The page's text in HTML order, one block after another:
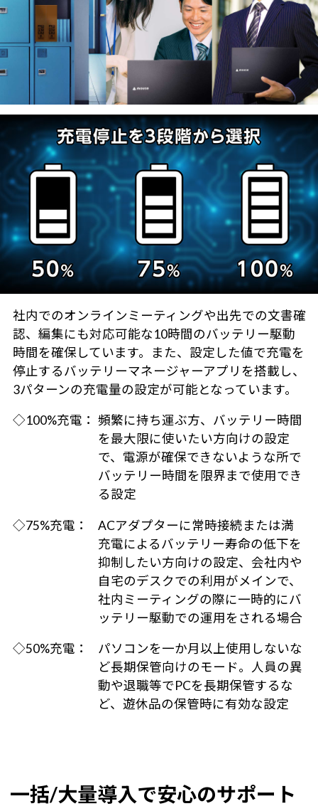
社内でのオンラインミーティングや出先での文書確
認、編集にも対応可能な10時間のバッテリー駆動
時間を確保しています。また、設定した値で充電を
停止するバッテリーマネージャーアプリを搭載し、
3パターンの充電量の設定が可能となっています。
◇100%充電： 頻繁に持ち運ぶ方、バッテリー時間
を最大限に使いたい方向けの設定
で、電源が確保できないような所で
バッテリー時間を限界まで使用でき
る設定
◇75%充電：
ACアダプターに常時接続または満
充電によるバッテリー寿命の低下を
抑制したい方向けの設定、会社内や
自宅のデスクでの利用がメインで、
社内ミーティングの際に一時的にバ
ッテリー駆動での運用をされる場合
◇50%充電：
パソコンを一か月以上使用しないな
ど長期保管向けのモード。人員の異
動や退職等でPCを長期保管するな
ど、遊休品の保管時に有効な設定
一括/大量導入で安心のサポート